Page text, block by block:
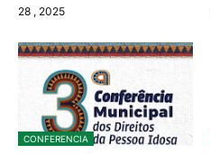
28 , 2025
CONFERENCIA